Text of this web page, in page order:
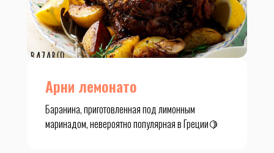
Арни лемонато
Баранина, приготовленная под лимонным
маринадом, невероятно популярная в Греции🍋